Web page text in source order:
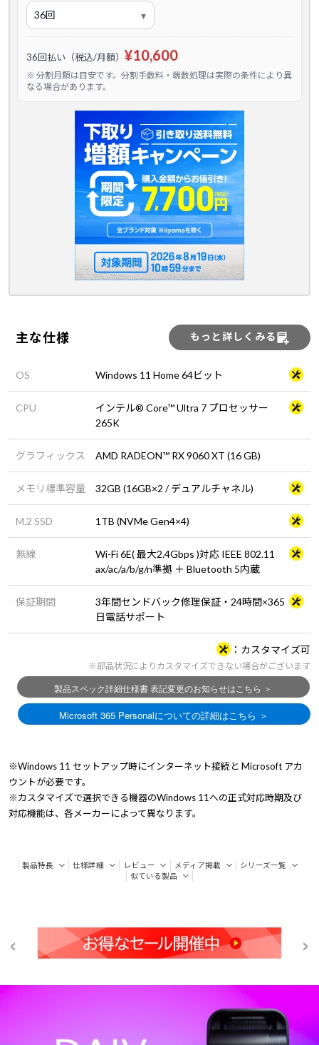
36回払い（税込/月額） ¥10,600
※ 分割月額は目安です。分割手数料・端数処理は実際の条件により異
なる場合があります。
主な仕様 もっと詳しくみる
OS Windows 11 Home 64ビット
CPU
インテル® Core™ Ultra 7 プロセッサー
265K
グラフィックス AMD RADEON™ RX 9060 XT (16 GB)
メモリ標準容量 32GB (16GB×2 / デュアルチャネル)
M.2 SSD 1TB (NVMe Gen4×4)
無線
Wi-Fi 6E( 最大2.4Gbps )対応 IEEE 802.11
ax/ac/a/b/g/n準拠 ＋ Bluetooth 5内蔵
保証期間
3年間センドバック修理保証・24時間×365
日電話サポート
カスタマイズ可
※部品状況によりカスタマイズできない場合がございます
※Windows 11 セットアップ時にインターネット接続と Microsoft アカ
ウントが必要です。
※カスタマイズで選択できる機器のWindows 11への正式対応時期及び
対応機能は、各メーカーによって異なります。
製品特長 仕様詳細 レビュー メディア掲載
シリーズ一覧
似ている製品